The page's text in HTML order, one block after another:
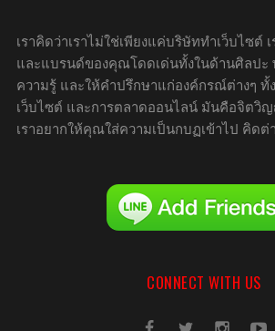
เราคิดว่าเราไม่ใช่เพียงแค่บริษัททำเว็บไซต์
และแบรนด์ของคุณโดดเด่นทั้งในด้านศิลปะ
ความรู้ และให้คำปรึกษาแก่องค์กรณ์ต่างๆ ทั้ง
เว็บไซต์ และการตลาดออนไลน์ มันคือจิต
เราอยากให้คุณใส่ความเป็นกบฏเข้าไป คิดต่
CONNECT WITH US